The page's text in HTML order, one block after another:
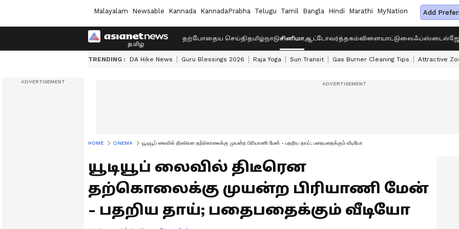
Malayalam Newsable Kannada KannadaPrabha Telugu Tamil Bangla Hindi Marathi MyNation Add
தற்போதைய செய்திதமிழ்நாடுசினிமாஆட்டோவர்த்தகம்விளையாட்டுலைஃப்ஸ்டைல்
TRENDING : DA Hike News Guru Blessings 2026 Raja Yoga Sun Transit Gas Burner Cleaning Tips Attractive
HOME CINEMA யூடியூப் லைவில் திடீரென தற்கொலைக்கு முயன்ற பிரியாணி மேன் - பதறிய தாய்; பதைபதைக்கும் வீடியோ
யூடியூப் லைவில் திடீரென
தற்கொலைக்கு முயன்ற பிரியாணி மேன்
- பதறிய தாய்; பதைபதைக்கும் வீடியோ